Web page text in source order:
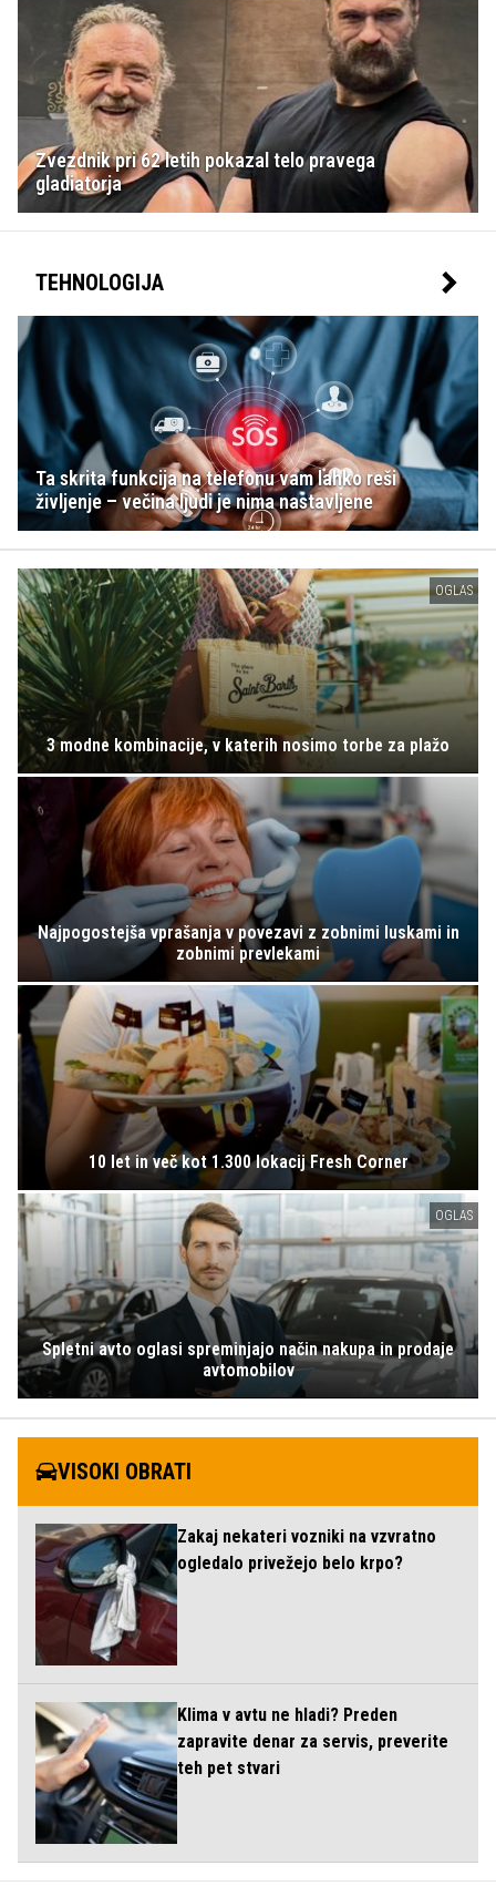
Zvezdnik pri 62 letih pokazal telo pravega
gladiatorja
TEHNOLOGIJA
Ta skrita funkcija na telefonu vam lahko reši
življenje – večina ljudi je nima nastavljene
OGLAS
3 modne kombinacije, v katerih nosimo torbe za plažo
Najpogostejša vprašanja v povezavi z zobnimi luskami in
zobnimi prevlekami
10 let in več kot 1.300 lokacij Fresh Corner
OGLAS
Spletni avto oglasi spreminjajo način nakupa in prodaje
avtomobilov
VISOKI OBRATI
Zakaj nekateri vozniki na vzvratno
ogledalo privežejo belo krpo?
Klima v avtu ne hladi? Preden
zapravite denar za servis, preverite
teh pet stvari